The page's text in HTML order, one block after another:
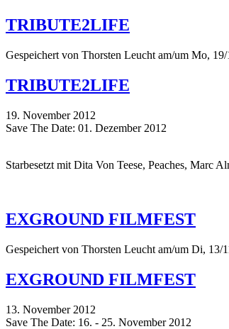
TRIBUTE2LIFE
Gespeichert von Thorsten Leucht am/um Mo,
TRIBUTE2LIFE
19. November 2012
Save The Date: 01. Dezember 2012
Starbesetzt mit Dita Von Teese, Peaches, Marc
EXGROUND FILMFEST
Gespeichert von Thorsten Leucht am/um Di, 13/
EXGROUND FILMFEST
13. November 2012
Save The Date: 16. - 25. November 2012